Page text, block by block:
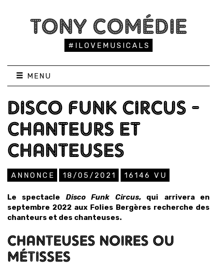
TONY COMÉDIE
#ILOVEMUSICALS
MENU
DISCO FUNK CIRCUS -
CHANTEURS ET
CHANTEUSES
ANNONCE 18/05/2021 16146 VU
Le spectacle Disco Funk Circus, qui arrivera en
septembre 2022 aux Folies Bergères recherche des
chanteurs et des chanteuses.
CHANTEUSES NOIRES OU
MÉTISSES